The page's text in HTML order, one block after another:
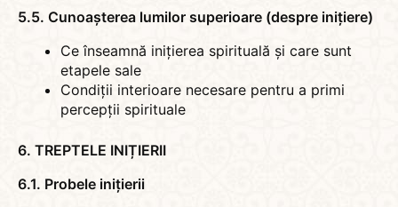
5.5. Cunoașterea lumilor superioare (despre inițiere)
Ce înseamnă inițierea spirituală și care sunt
etapele sale
Condiții interioare necesare pentru a primi
percepții spirituale
6. TREPTELE INIȚIERII
6.1. Probele inițierii